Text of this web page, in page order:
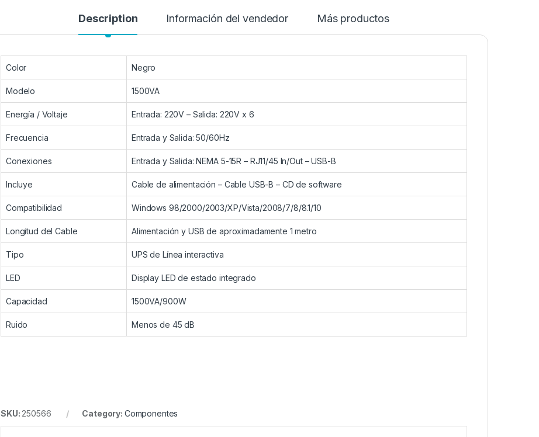
Description Información del vendedor Más productos
Color Negro
Modelo 1500VA
Energía / Voltaje Entrada: 220V – Salida: 220V x 6
Frecuencia Entrada y Salida: 50/60Hz
Conexiones Entrada y Salida: NEMA 5-15R – RJ11/45 In/Out – USB-B
Incluye Cable de alimentación – Cable USB-B – CD de software
Compatibilidad Windows 98/2000/2003/XP/Vista/2008/7/8/8.1/10
Longitud del Cable Alimentación y USB de aproximadamente 1 metro
Tipo UPS de Línea interactiva
LED Display LED de estado integrado
Capacidad 1500VA/900W
Ruido Menos de 45 dB
SKU: 250566 Category: Componentes